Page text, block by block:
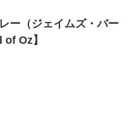
ー（ジェイムズ・バー
Oz】